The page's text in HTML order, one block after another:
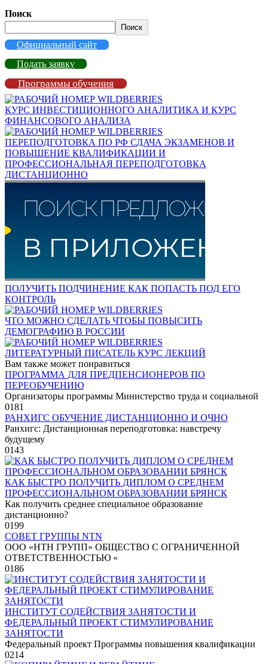
Поиск
Поиск
Официальный сайт
Подать заявку
Программы обучения
КУРС ИНВЕСТИЦИОННОГО АНАЛИТИКА И КУРС
ФИНАНСОВОГО АНАЛИЗА
ПЕРЕПОДГОТОВКА ПО РФ СДАЧА ЭКЗАМЕНОВ И
ПОВЫШЕНИЕ КВАЛИФИКАЦИИ И
ПРОФЕССИОНАЛЬНАЯ ПЕРЕПОДГОТОВКА
ДИСТАНЦИОННО
ПОЛУЧИТЬ ПОДЧИНЕНИЕ КАК ПОПАСТЬ ПОД ЕГО
КОНТРОЛЬ
ЧТО МОЖНО СДЕЛАТЬ ЧТОБЫ ПОВЫСИТЬ
ДЕМОГРАФИЮ В РОССИИ
ЛИТЕРАТУРНЫЙ ПИСАТЕЛЬ КУРС ЛЕКЦИЙ
Вам также может понравиться
ПРОГРАММА ДЛЯ ПРЕДПЕНСИОНЕРОВ ПО
ПЕРЕОБУЧЕНИЮ
Организаторы программы Министерство труда и социальной
0181
РАНХИГС ОБУЧЕНИЕ ДИСТАНЦИОННО И ОЧНО
Ранхигс: Дистанционная переподготовка: навстречу
будущему
0143
КАК БЫСТРО ПОЛУЧИТЬ ДИПЛОМ О СРЕДНЕМ
ПРОФЕССИОНАЛЬНОМ ОБРАЗОВАНИИ БРЯНСК
Как получить среднее специальное образование
дистанционно?
0199
СОВЕТ ГРУППЫ NTN
ООО «НТН ГРУПП» ОБЩЕСТВО С ОГРАНИЧЕННОЙ
ОТВЕТСТВЕННОСТЬЮ «
0186
ИНСТИТУТ СОДЕЙСТВИЯ ЗАНЯТОСТИ И
ФЕДЕРАЛЬНЫЙ ПРОЕКТ СТИМУЛИРОВАНИЕ
ЗАНЯТОСТИ
Федеральный проект Программы повышения квалификации
0214